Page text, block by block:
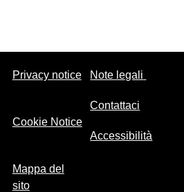
Privacy notice
Cookie Notice
Mappa del
sito
Note legali
Contattaci
Accessibilità